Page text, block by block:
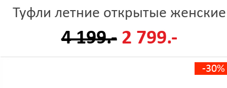
Туфли летние открытые женские
4 199.- 2 799.-
-30%